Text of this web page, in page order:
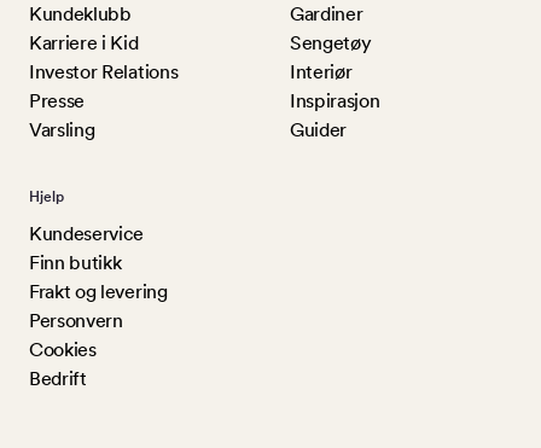
Kundeklubb
Karriere i Kid
Investor Relations
Presse
Varsling
Gardiner
Sengetøy
Interiør
Inspirasjon
Guider
Hjelp
Kundeservice
Finn butikk
Frakt og levering
Personvern
Cookies
Bedrift